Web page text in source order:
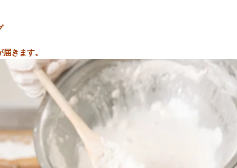
きます。